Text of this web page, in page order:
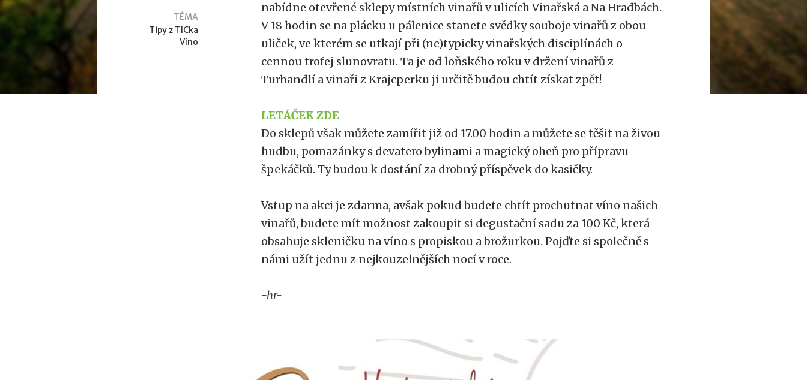
TÉMA
Tipy z TICka
Víno
nabídne otevřené sklepy místních vinařů v ulicích Vinařská a Na Hradbách.
V 18 hodin se na plácku u pálenice stanete svědky souboje vinařů z obou
uliček, ve kterém se utkají při (ne)typicky vinařských disciplínách o
cennou trofej slunovratu. Ta je od loňského roku v držení vinařů z
Turhandlí a vinaři z Krajcperku ji určitě budou chtít získat zpět!
LETÁČEK ZDE
Do sklepů však můžete zamířit již od 17.00 hodin a můžete se těšit na živou
hudbu, pomazánky s devatero bylinami a magický oheň pro přípravu
špekáčků. Ty budou k dostání za drobný příspěvek do kasičky.
Vstup na akci je zdarma, avšak pokud budete chtít prochutnat víno našich
vinařů, budete mít možnost zakoupit si degustační sadu za 100 Kč, která
obsahuje skleničku na víno s propiskou a brožurkou. Pojďte si společně s
námi užít jednu z nejkouzelnějších nocí v roce.
-hr-